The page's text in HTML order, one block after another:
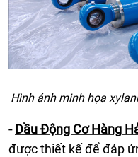
Hình ảnh minh họa
-Dầu Động Cơ Hàng
được thiết kế để đáp